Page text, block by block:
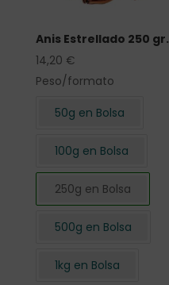
Anis Estrellado 250 gr.
14,20 €
Peso/formato
50g en Bolsa
100g en Bolsa
250g en Bolsa
500g en Bolsa
1kg en Bolsa